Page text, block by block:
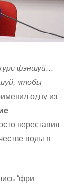
фэншуй…
чтобы
одну из
переставил
воды я
“фри